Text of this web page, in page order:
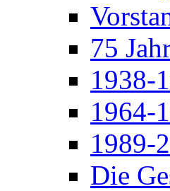
75
1938-
1964-
1989-
Die